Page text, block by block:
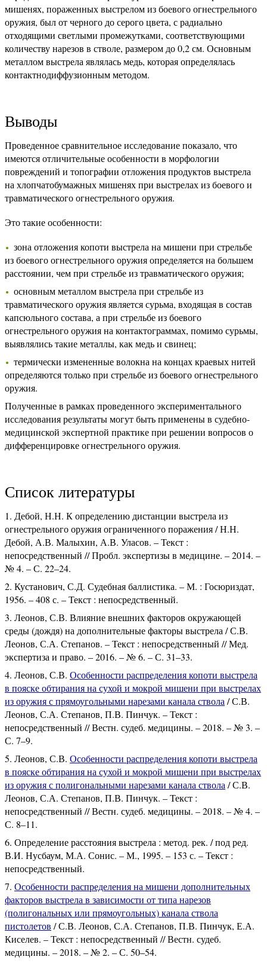
мишенях, пораженных выстрелом из боевого огнестрельного
оружия, был от черного до серого цвета, с радиально
отходящими светлыми промежутками, соответствующими
количеству нарезов в стволе, размером до 0,2 см. Основным
металлом выстрела являлась медь, которая определялась
контактнодиффузионным методом.
Выводы
Проведенное сравнительное исследование показало, что
имеются отличительные особенности в морфологии
повреждений и топографии отложения продуктов выстрела
на хлопчатобумажных мишенях при выстрелах из боевого и
травматического огнестрельного оружия.
Это такие особенности:
зона отложения копоти выстрела на мишени при стрельбе
из боевого огнестрельного оружия определяется на большем
расстоянии, чем при стрельбе из травматического оружия;
основным металлом выстрела при стрельбе из
травматического оружия является сурьма, входящая в состав
капсюльного состава, а при стрельбе из боевого
огнестрельного оружия на контактограммах, помимо сурьмы,
выявлялись такие металлы, как медь и свинец;
термически измененные волокна на концах краевых нитей
определяются только при стрельбе из боевого огнестрельного
оружия.
Полученные в рамках проведенного экспериментального
исследования результаты могут быть применены в судебно-
медицинской экспертной практике при решении вопросов о
дифференцировке огнестрельного оружия.
Список литературы
Дебой, Н.Н. К определению дистанции выстрела из
огнестрельного оружия ограниченного поражения / Н.Н.
Дебой, А.В. Малыхин, А.В. Уласов. – Текст :
непосредственный // Пробл. экспертизы в медицине. – 2014. –
№ 4. – С. 22–24.
Кустанович, С.Д. Судебная баллистика. – М. : Госюриздат,
1956. – 408 с. – Текст : непосредственный.
Леонов, С.В. Влияние внешних факторов окружающей
среды (дождя) на дополнительные факторы выстрела / С.В.
Леонов, С.А. Степанов. – Текст : непосредственный // Мед.
экспертиза и право. – 2016. – № 6. – С. 31–33.
Леонов, С.В. Особенности распределения копоти выстрела
в пояске обтирания на сухой и мокрой мишени при выстрелах
из оружия с прямоугольными нарезами канала ствола / С.В.
Леонов, С.А. Степанов, П.В. Пинчук. – Текст :
непосредственный // Вестн. судеб. медицины. – 2018. – № 3. –
С. 7–9.
Леонов, С.В. Особенности распределения копоти выстрела
в пояске обтирания на сухой и мокрой мишени при выстрелах
из оружия с полигональными нарезами канала ствола / С.В.
Леонов, С.А. Степанов, П.В. Пинчук. – Текст :
непосредственный // Вестн. судеб. медицины. – 2018. – № 4. –
С. 8–11.
Определение расстояния выстрела : метод. рек. / под ред.
В.И. Нусбаум, М.А. Сонис. – М., 1995. – 153 с. – Текст :
непосредственный.
Особенности распределения на мишени дополнительных
факторов выстрела в зависимости от типа нарезов
(полигональных или прямоугольных) канала ствола
пистолетов / С.В. Леонов, С.А. Степанов, П.В. Пинчук, Е.А.
Киселев. – Текст : непосредственный // Вестн. судеб.
медицины. – 2018. – № 2. – С. 50–54.